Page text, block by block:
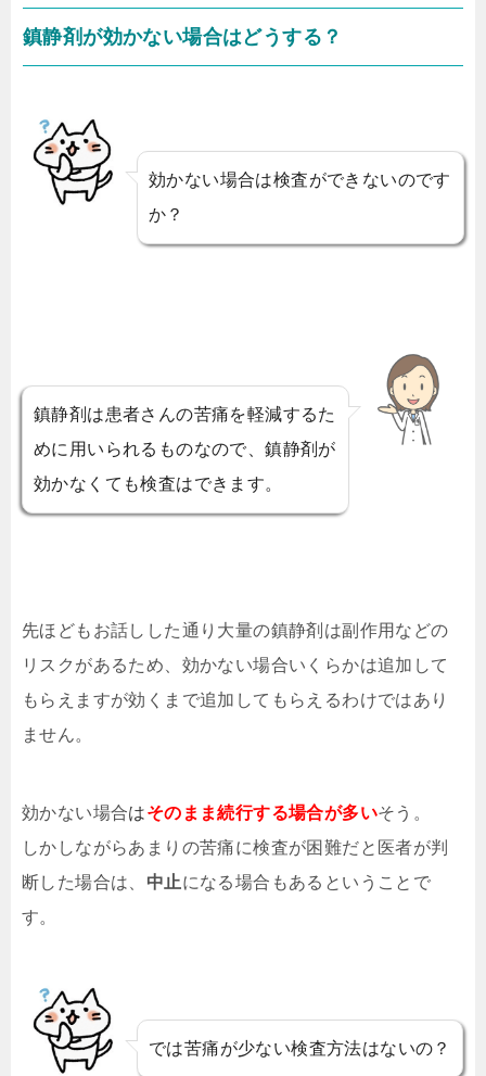
鎮静剤が効かない場合はどうする？
効かない場合は検査ができないのです
か？
鎮静剤は患者さんの苦痛を軽減するた
めに用いられるものなので、鎮静剤が
効かなくても検査はできます。
先ほどもお話しした通り大量の鎮静剤は副作用などの
リスクがあるため、効かない場合いくらかは追加して
もらえますが効くまで追加してもらえるわけではあり
ません。
効かない場合はそのまま続行する場合が多いそう。
しかしながらあまりの苦痛に検査が困難だと医者が判
断した場合は、 中止になる場合もあるということで
す。
では苦痛が少ない検査方法はないの？